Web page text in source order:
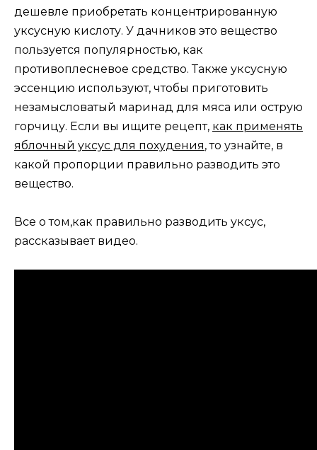
дешевле приобретать концентрированную
уксусную кислоту. У дачников это вещество
пользуется популярностью, как
противоплесневое средство. Также уксусную
эссенцию используют, чтобы приготовить
незамысловатый маринад для мяса или острую
горчицу. Если вы ищите рецепт, как применять
яблочный уксус для похудения, то узнайте, в
какой пропорции правильно разводить это
вещество.
Все о том,как правильно разводить уксус,
рассказывает видео.